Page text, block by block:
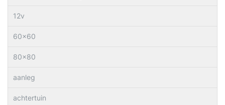
12v
60×60
80×80
aanleg
achtertuin